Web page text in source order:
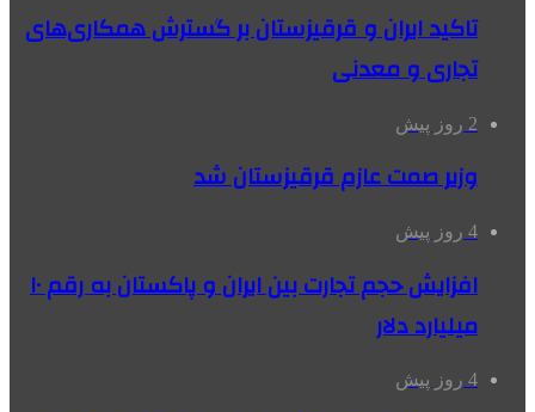
تاکید ایران و قرقیزستان بر گسترش همکاری‌های
تجاری و معدنی
2 روز پیش
وزیر صمت عازم قرقیزستان شد
4 روز پیش
افزایش حجم تجارت بین ایران و پاکستان به رقم ۱۰
میلیارد دلار
4 روز پیش